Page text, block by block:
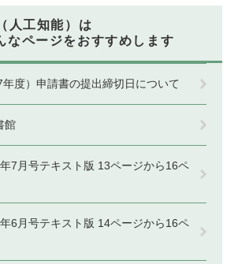
人工知能）は
なページをおすすめします
度）申請書の提出締切日について
館
7月号テキスト版 13ページから16ペ
6月号テキスト版 14ページから16ペ